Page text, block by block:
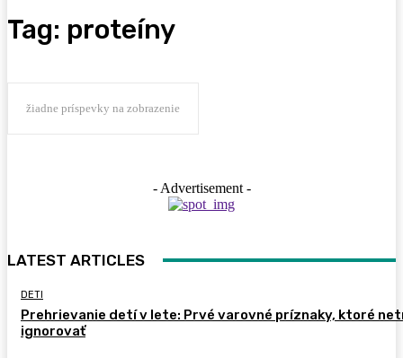
Tag: proteíny
žiadne príspevky na zobrazenie
- Advertisement -
LATEST ARTICLES
DETI
Prehrievanie detí v lete: Prvé varovné príznaky, ktoré
ignorovať